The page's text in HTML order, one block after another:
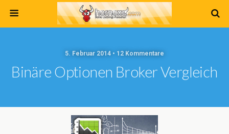
5. Februar 2014 • 12 Kommentare
Binäre Optionen Broker Vergleich